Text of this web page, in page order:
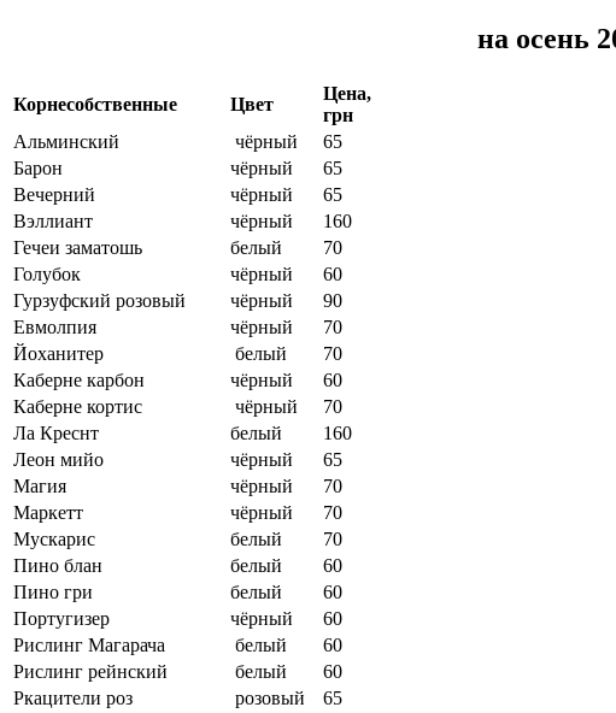
на осень
Корнесобственные Цвет
Цена,
грн
Альминский
чёрный
65
Барон
чёрный
65
Вечерний
чёрный
65
Вэллиант
чёрный
160
Гечеи заматошь
белый
70
Голубок
чёрный
60
Гурзуфский розовый
чёрный
90
Евмолпия
чёрный
70
Йоханитер
белый
70
Каберне карбон
чёрный
60
Каберне кортис
чёрный
70
Ла Креснт
белый
160
Леон мийо
чёрный
65
Магия
чёрный
70
Маркетт
чёрный
70
Мускарис
белый
70
Пино блан
белый
60
Пино гри
белый
60
Португизер
чёрный
60
Рислинг Магарача
белый
60
Рислинг рейнский
белый
60
Ркацители роз
розовый
65